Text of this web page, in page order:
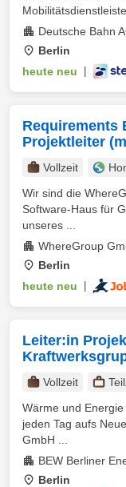
Deutsche Bahn
Berlin
heute neu
Requirements
Projektleiter
Vollzeit
Wir sind die
Software-Haus für
unseres ...
WhereGroup
Berlin
heute neu
Leiter:in
Vollzeit
Wärme und
jeden Tag aufs
GmbH ...
BEW Berliner
Berlin